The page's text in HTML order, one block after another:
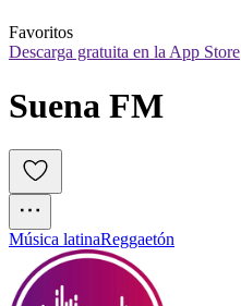
Favoritos
Descarga gratuita en la App Store
Suena FM
Música latinaReggaetón